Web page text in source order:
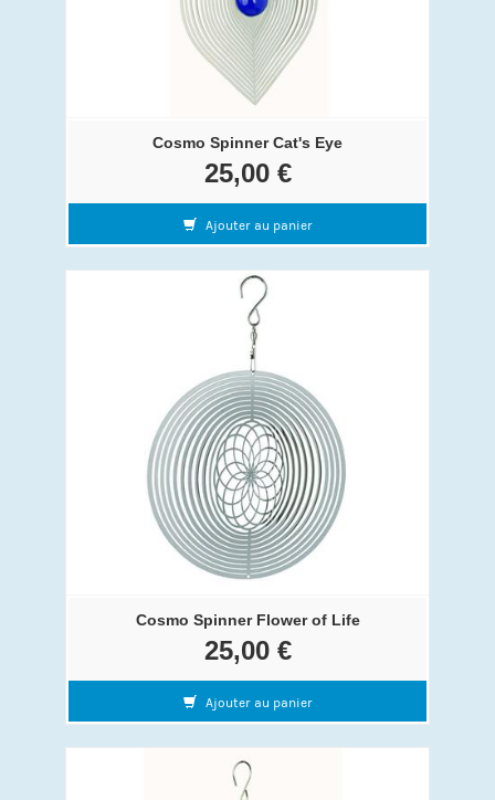
Cosmo Spinner Cat's Eye
25,00 €
Ajouter au panier
Cosmo Spinner Flower of Life
25,00 €
Ajouter au panier